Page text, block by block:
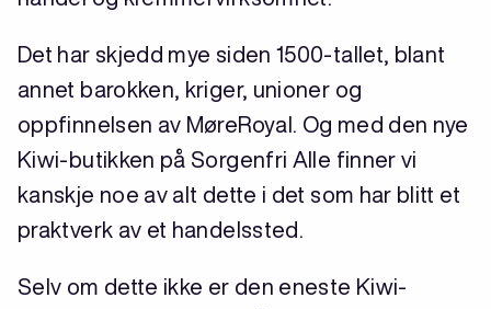
Det har skjedd mye siden 1500-tallet, blant
annet barokken, kriger, unioner og
oppfinnelsen av MøreRoyal. Og med den nye
Kiwi-butikken på Sorgenfri Alle finner vi
kanskje noe av alt dette i det som har blitt et
praktverk av et handelssted.
Selv om dette ikke er den eneste Kiwi-